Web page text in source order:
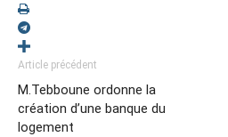
Article précédent
M.Tebboune ordonne la
création d’une banque du
logement